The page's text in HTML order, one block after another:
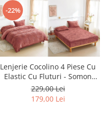
-22%
Lenjerie Cocolino 4 Piese Cu
Elastic Cu Fluturi - Somon
Inchis
229,00 Lei
179,00 Lei